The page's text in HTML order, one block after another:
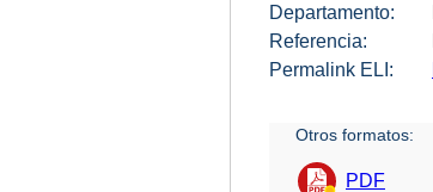
Departamento:
Referencia:
Permalink ELI:
Otros formatos:
PDF